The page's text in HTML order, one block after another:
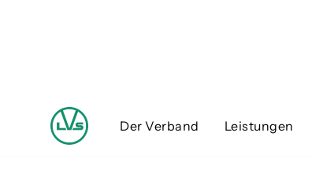
Der Verband Leistungen
Datenschutz